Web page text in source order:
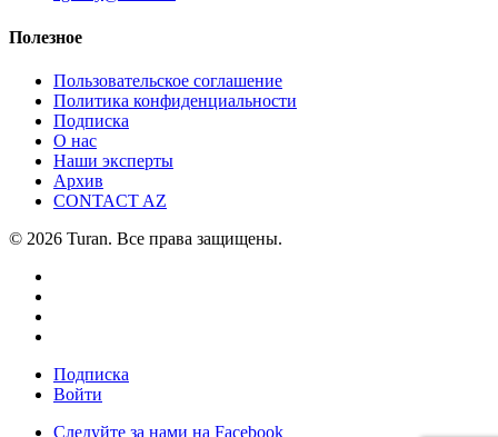
Полезное
Пользовательское соглашение
Политика конфиденциальности
Подписка
О нас
Наши эксперты
Архив
CONTACT AZ
© 2026 Turan. Все права защищены.
Подписка
Войти
Следуйте за нами на Facebook